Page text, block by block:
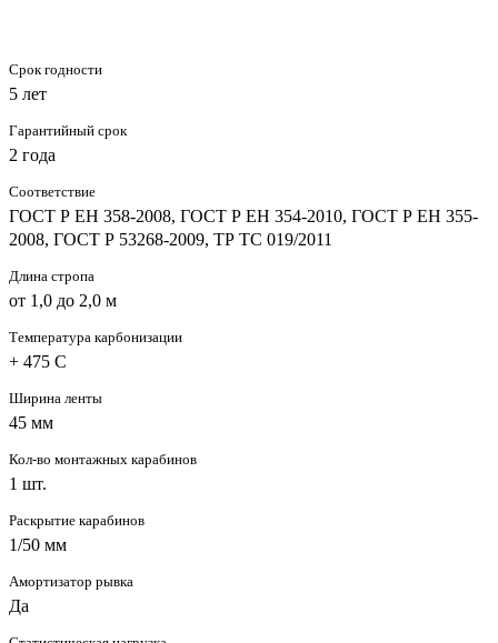
Срок годности
5 лет
Гарантийный срок
2 года
Соответствие
ГОСТ Р ЕН 358-2008, ГОСТ Р ЕН 354-2010, ГОСТ Р ЕН 355-
2008, ГОСТ Р 53268-2009, ТР ТС 019/2011
Длина стропа
от 1,0 до 2,0 м
Температура карбонизации
+ 475 С
Ширина ленты
45 мм
Кол-во монтажных карабинов
1 шт.
Раскрытие карабинов
1/50 мм
Амортизатор рывка
Да